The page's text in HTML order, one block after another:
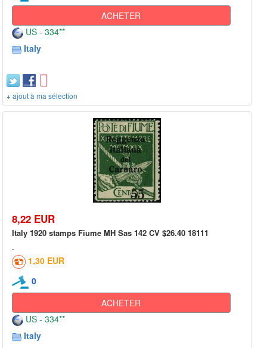
ACHETER
US - 334**
Italy
+ ajout à ma sélection
8,22 EUR
Italy 1920 stamps Fiume MH Sas 142 CV $26.40 18111
1,30 EUR
0
ACHETER
US - 334**
Italy